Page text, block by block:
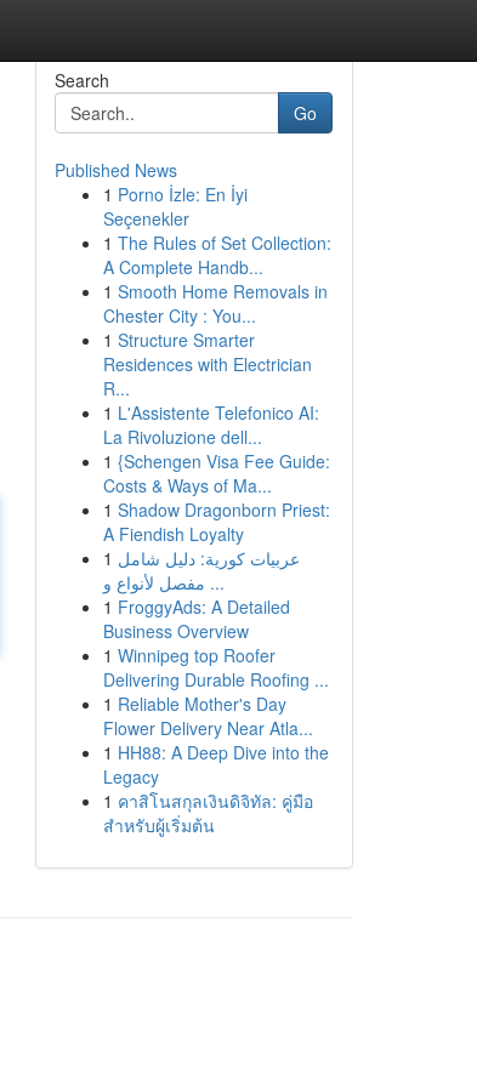
Search
Go
Published News
1 Porno İzle: En İyi
Seçenekler
1 The Rules of Set Collection:
A Complete Handb...
1 Smooth Home Removals in
Chester City : You...
1 Structure Smarter
Residences with Electrician
R...
1 L'Assistente Telefonico AI:
La Rivoluzione dell...
1 {Schengen Visa Fee Guide:
Costs & Ways of Ma...
1 Shadow Dragonborn Priest:
A Fiendish Loyalty
1 عربيات كورية: دليل شامل
مفصل لأنواع و ...
1 FroggyAds: A Detailed
Business Overview
1 Winnipeg top Roofer
Delivering Durable Roofing ...
1 Reliable Mother's Day
Flower Delivery Near Atla...
1 HH88: A Deep Dive into the
Legacy
1 คาสิโนสกุลเงินดิจิทัล: คู่มือ
สำหรับผู้เริ่มต้น